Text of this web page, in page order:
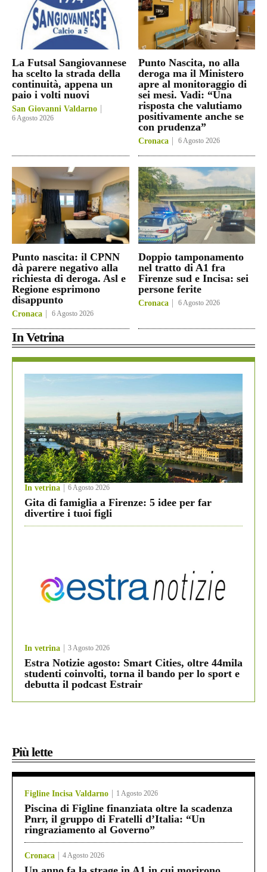
La Futsal Sangiovannese
ha scelto la strada della
continuità, appena un
paio i volti nuovi
San Giovanni Valdarno
6 Agosto 2026
Punto Nascita, no alla
deroga ma il Ministero
apre al monitoraggio di
sei mesi. Vadi: “Una
risposta che valutiamo
positivamente anche se
con prudenza”
Cronaca 6 Agosto 2026
Punto nascita: il CPNN
dà parere negativo alla
richiesta di deroga. Asl e
Regione esprimono
disappunto
Cronaca 6 Agosto 2026
Doppio tamponamento
nel tratto di A1 fra
Firenze sud e Incisa: sei
persone ferite
Cronaca 6 Agosto 2026
In Vetrina
In vetrina 6 Agosto 2026
Gita di famiglia a Firenze: 5 idee per far
divertire i tuoi figli
In vetrina 3 Agosto 2026
Estra Notizie agosto: Smart Cities, oltre 44mila
studenti coinvolti, torna il bando per lo sport e
debutta il podcast Estrair
Più lette
Figline Incisa Valdarno 1 Agosto 2026
Piscina di Figline finanziata oltre la scadenza
Pnrr, il gruppo di Fratelli d’Italia: “Un
ringraziamento al Governo”
Cronaca 4 Agosto 2026